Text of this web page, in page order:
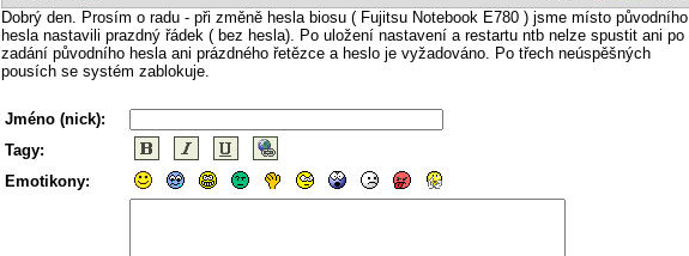
Dobrý den. Prosím o radu - při změně hesla biosu ( Fujitsu Notebook E780 ) jsme místo původního
hesla nastavili prazdný řádek ( bez hesla). Po uložení nastavení a restartu ntb nelze spustit ani po
zadání původního hesla ani prázdného řetězce a heslo je vyžadováno. Po třech neúspěšných
pousích se systém zablokuje.
Jméno (nick):
Tagy:
Emotikony: